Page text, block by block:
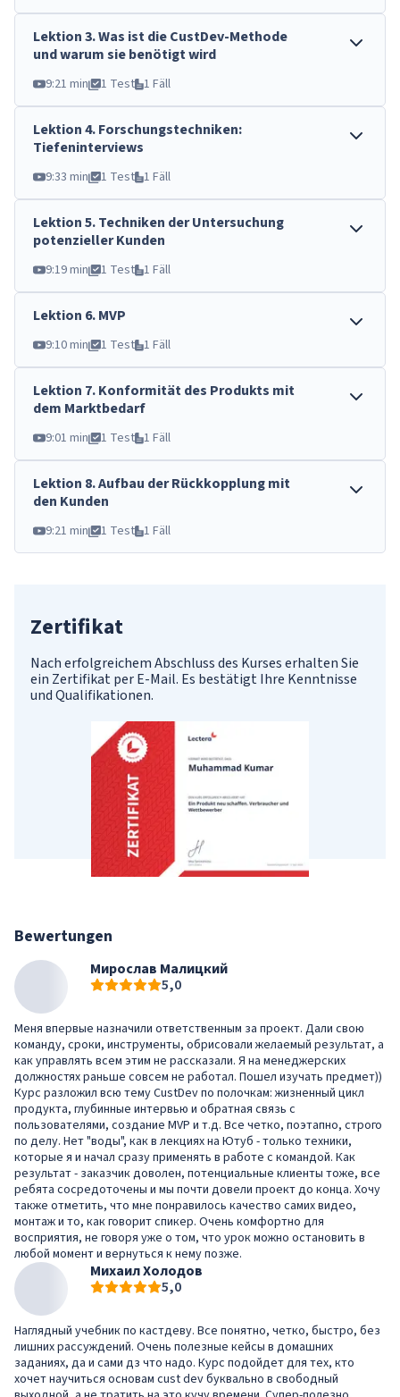
Lektion3.Was ist die CustDev-Methode
und warum sie benötigt wird
9:21 min 1 Test 1 Fäll
Lektion4.Forschungstechniken:
Tiefeninterviews
9:33 min 1 Test 1 Fäll
Lektion5.Techniken der Untersuchung
potenzieller Kunden
9:19 min 1 Test 1 Fäll
Lektion 6.MVP
9:10 min 1 Test 1 Fäll
Lektion 7.Konformität des Produkts mit
dem Marktbedarf
9:01 min 1 Test 1 Fäll
Lektion 8.Aufbau der Rückkopplung mit
den Kunden
9:21 min 1 Test 1 Fäll
Zertifikat
Nach erfolgreichem Abschluss des Kurses erhalten Sie
ein Zertifikat per E-Mail. Es bestätigt Ihre Kenntnisse
und Qualifikationen.
Bewertungen
Мирослав Малицкий
5,0
Меня впервые назначили ответственным за проект. Дали свою
команду, сроки, инструменты, обрисовали желаемый результат, а
как управлять всем этим не рассказали. Я на менеджерских
должностях раньше совсем не работал. Пошел изучать предмет))
Курс разложил всю тему CustDev по полочкам: жизненный цикл
продукта, глубинные интервью и обратная связь с
пользователями, создание MVP и т.д. Все четко, поэтапно, строго
по делу. Нет "воды", как в лекциях на Ютуб - только техники,
которые я и начал сразу применять в работе с командой. Как
результат - заказчик доволен, потенциальные клиенты тоже, все
ребята сосредоточены и мы почти довели проект до конца. Хочу
также отметить, что мне понравилось качество самих видео,
монтаж и то, как говорит спикер. Очень комфортно для
восприятия, не говоря уже о том, что урок можно остановить в
любой момент и вернуться к нему позже.
Михаил Холодов
5,0
Наглядный учебник по кастдеву. Все понятно, четко, быстро, без
лишних рассуждений. Очень полезные кейсы в домашних
заданиях, да и сами дз что надо. Курс подойдет для тех, кто
хочет научиться основам cust dev буквально в свободный